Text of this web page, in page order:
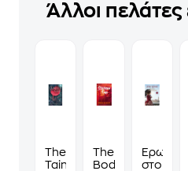
Άλλοι πελάτες
The
Tainted
The
Body
Έρωτας
στο